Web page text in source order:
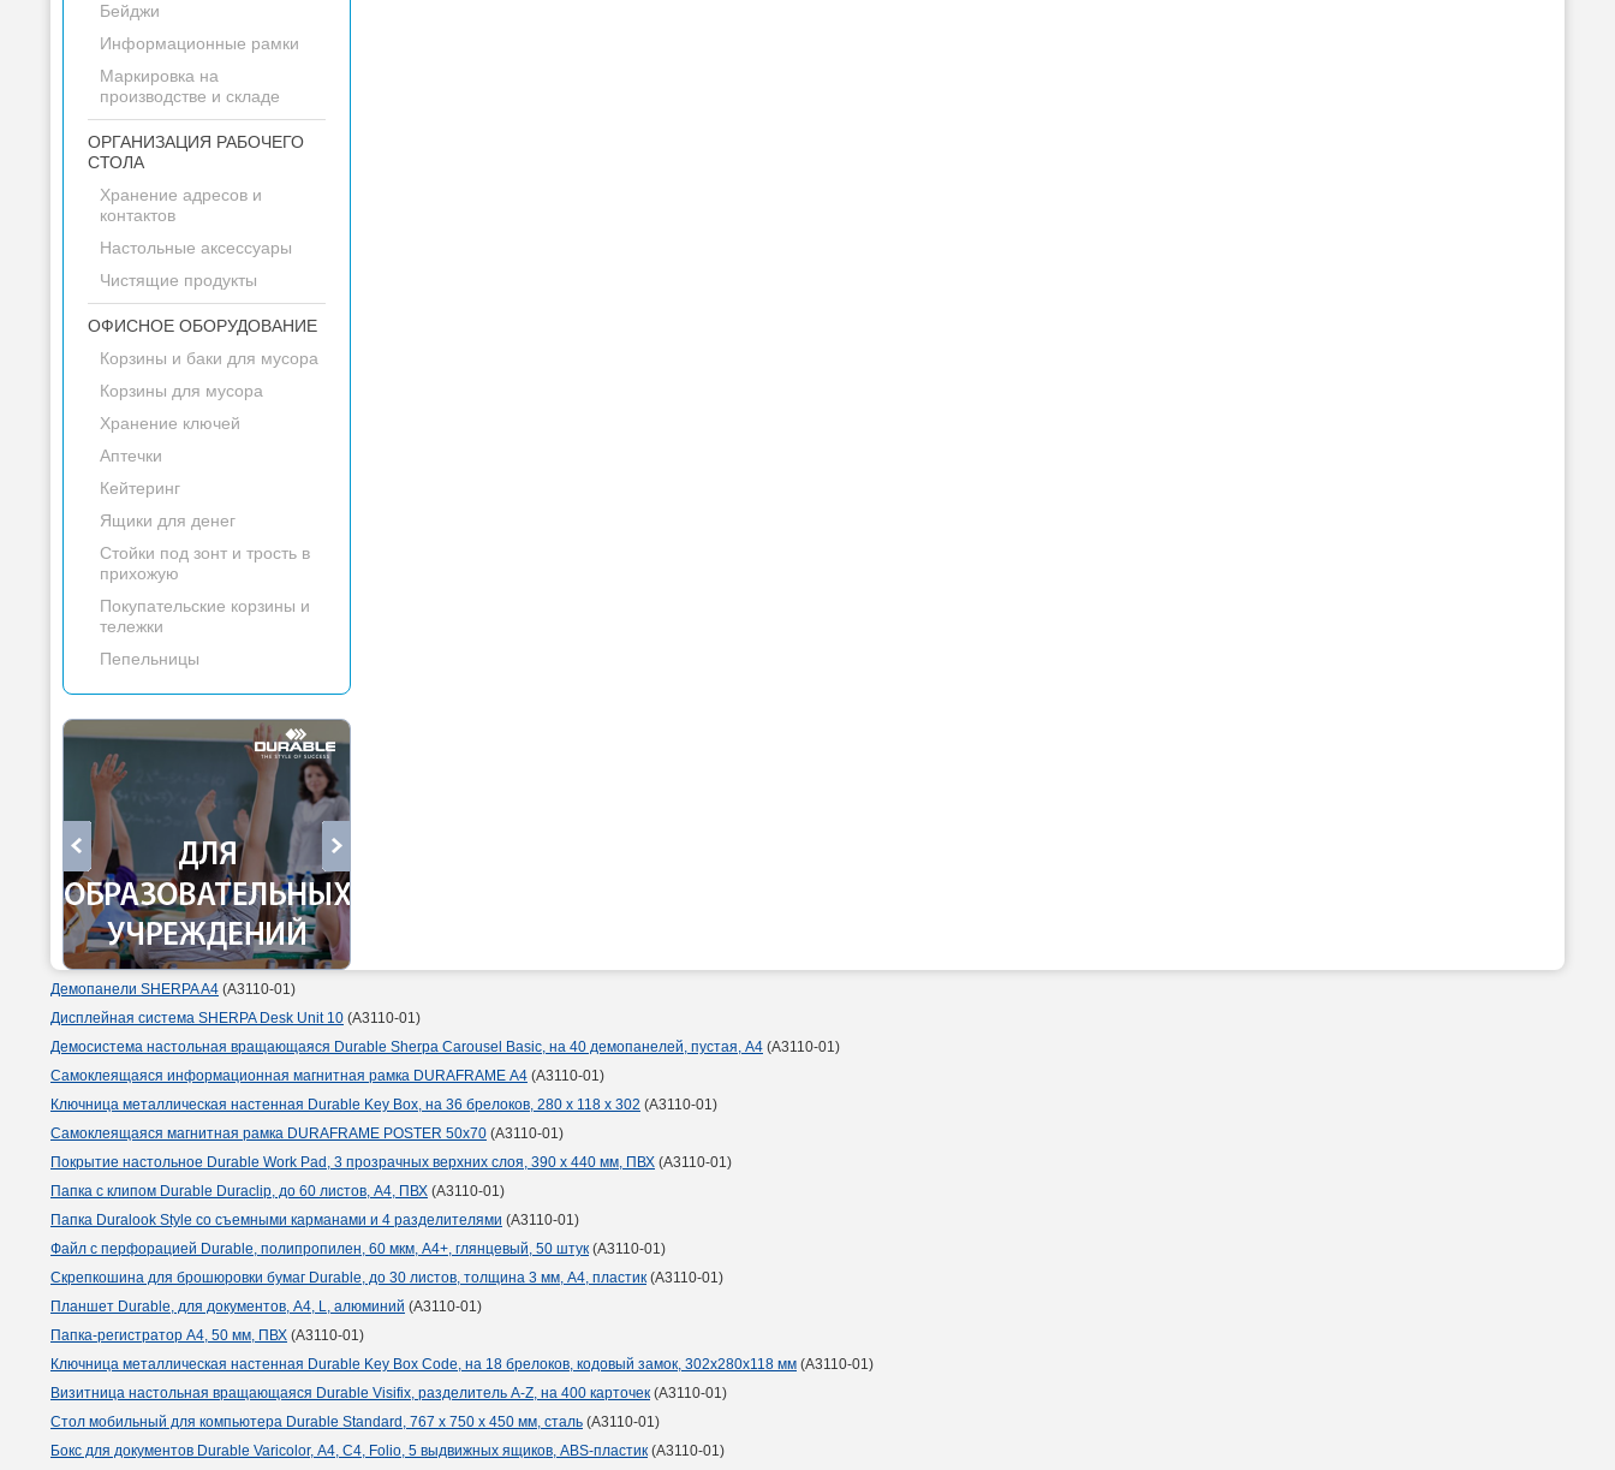
Бейджи
Информационные рамки
Маркировка на
производстве и складе
ОРГАНИЗАЦИЯ РАБОЧЕГО
СТОЛА
Хранение адресов и
контактов
Настольные аксессуары
Чистящие продукты
ОФИСНОЕ ОБОРУДОВАНИЕ
Корзины и баки для мусора
Корзины для мусора
Хранение ключей
Аптечки
Кейтеринг
Ящики для денег
Стойки под зонт и трость в
прихожую
Покупательские корзины и
тележки
Пепельницы
Демопанели SHERPA A4 (A3110-01)
Дисплейная система SHERPA Desk Unit 10 (A3110-01)
Демосистема настольная вращающаяся Durable Sherpa Carousel Basic, на 40 демопанелей, пустая, А4 (A3110-01)
Самоклеящаяся информационная магнитная рамка DURAFRAME А4 (A3110-01)
Ключница металлическая настенная Durable Key Box, на 36 брелоков, 280 х 118 х 302 (A3110-01)
Cамоклеящаяся магнитная рамка DURAFRAME POSTER 50x70 (A3110-01)
Покрытие настольное Durable Work Pad, 3 прозрачных верхних слоя, 390 х 440 мм, ПВХ (A3110-01)
Папка с клипом Durable Duraclip, до 60 листов, А4, ПВХ (A3110-01)
Папка Duralook Style со съемными карманами и 4 разделителями (A3110-01)
Файл с перфорацией Durable, полипропилен, 60 мкм, А4+, глянцевый, 50 штук (A3110-01)
Скрепкошина для брошюровки бумаг Durable, до 30 листов, толщина 3 мм, A4, пластик (A3110-01)
Планшет Durable, для документов, A4, L, алюминий (A3110-01)
Папка-регистратор А4, 50 мм, ПВХ (A3110-01)
Ключница металлическая настенная Durable Key Box Code, на 18 брелоков, кодовый замок, 302x280х118 мм (A3110-01)
Визитница настольная вращающаяся Durable Visifix, разделитель A-Z, на 400 карточек (A3110-01)
Стол мобильный для компьютера Durable Standard, 767 x 750 x 450 мм, сталь (A3110-01)
Бокс для документов Durable Varicolor, А4, С4, Folio, 5 выдвижных ящиков, ABS-пластик (A3110-01)